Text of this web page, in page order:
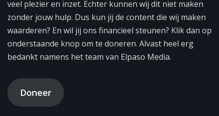
veel plezier en inzet. Echter kunnen wij dit niet maken
zonder jouw hulp. Dus kun jij de content die wij maken
waarderen? En wil jij ons financieel steunen? Klik dan op
onderstaande knop om te doneren. Alvast heel erg
bedankt namens het team van Elpaso Media.
Doneer